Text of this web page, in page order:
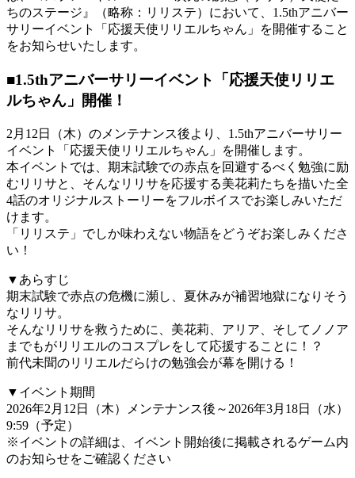
ちのステージ』（略称：リリステ）において、1.5thアニバー
サリーイベント「応援天使リリエルちゃん」を開催すること
をお知らせいたします。
■1.5thアニバーサリーイベント「応援天使リリエ
ルちゃん」開催！
2月12日（木）のメンテナンス後より、1.5thアニバーサリー
イベント「応援天使リリエルちゃん」を開催します。
本イベントでは、期末試験での赤点を回避するべく勉強に励
むリリサと、そんなリリサを応援する美花莉たちを描いた全
4話のオリジナルストーリーをフルボイスでお楽しみいただ
けます。
「リリステ」でしか味わえない物語をどうぞお楽しみくださ
い！
▼あらすじ
期末試験で赤点の危機に瀕し、夏休みが補習地獄になりそう
なリリサ。
そんなリリサを救うために、美花莉、アリア、そしてノノア
までもがリリエルのコスプレをして応援することに！？
前代未聞のリリエルだらけの勉強会が幕を開ける！
▼イベント期間
2026年2月12日（木）メンテナンス後～2026年3月18日（水）
9:59（予定）
※イベントの詳細は、イベント開始後に掲載されるゲーム内
のお知らせをご確認ください